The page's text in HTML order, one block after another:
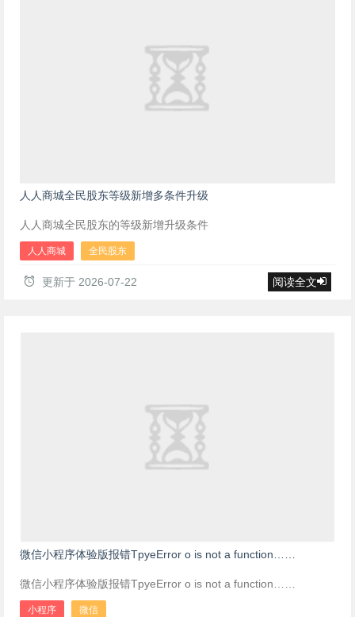
人人商城全民股东等级新增多条件升级
人人商城全民股东的等级新增升级条件
人人商城 全民股东
更新于 2026-07-22 阅读全文
微信小程序体验版报错TpyeError o is not a function……
微信小程序体验版报错TpyeError o is not a function……
小程序 微信